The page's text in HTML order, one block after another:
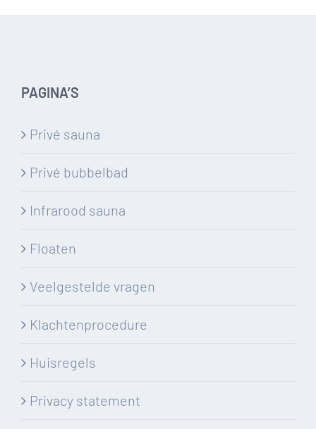
PAGINA’S
Privé sauna
Privé bubbelbad
Infrarood sauna
Floaten
Veelgestelde vragen
Klachtenprocedure
Huisregels
Privacy statement